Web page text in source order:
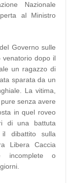
Nazionale
al Ministro
Governo sulle
venatorio dopo il
un ragazzo di
sparata da un
La vitima,
senza avere
in quel roveo
di una battuta
dibattito sulla
Libera Caccia
incomplete o